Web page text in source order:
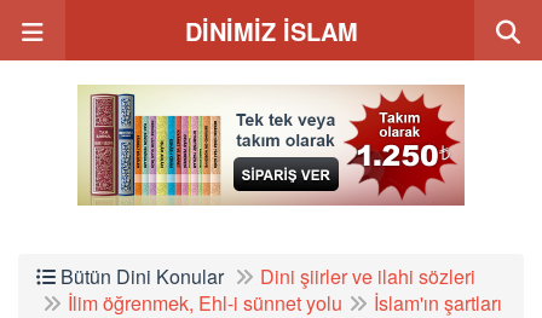
DİNİMİZ İSLAM
Bütün Dini Konular
Dini şiirler ve ilahi sözleri
İlim öğrenmek, Ehl-i sünnet yolu
İslam'ın şartları